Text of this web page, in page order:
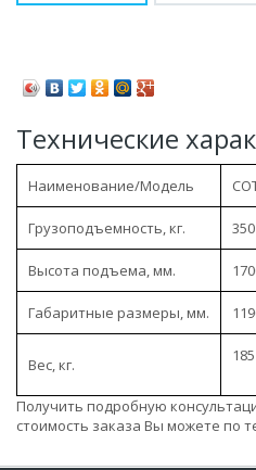
Технические
Наименование/Модель
Грузоподъемность, кг. 350
Высота подъема, мм.
Габаритные размеры, мм.
Вес, кг. 185
Получить подробную
стоимость заказа Вы можете по